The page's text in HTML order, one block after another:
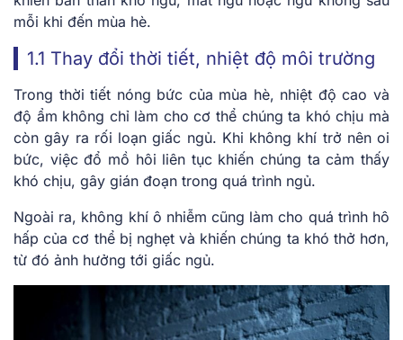
mỗi khi đến mùa hè.
1.1 Thay đổi thời tiết, nhiệt độ môi trường
Trong thời tiết nóng bức của mùa hè, nhiệt độ cao và
độ ẩm không chỉ làm cho cơ thể chúng ta khó chịu mà
còn gây ra rối loạn giấc ngủ. Khi không khí trở nên oi
bức, việc đổ mồ hôi liên tục khiến chúng ta cảm thấy
khó chịu, gây gián đoạn trong quá trình ngủ.
Ngoài ra, không khí ô nhiễm cũng làm cho quá trình hô
hấp của cơ thể bị nghẹt và khiến chúng ta khó thở hơn,
từ đó ảnh hưởng tới giấc ngủ.